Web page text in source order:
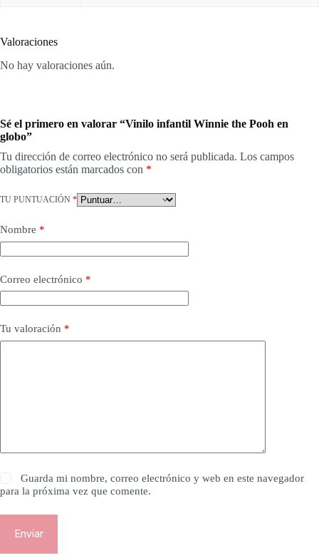
Valoraciones
No hay valoraciones aún.
Sé el primero en valorar “Vinilo infantil Winnie the Pooh en
globo”
Tu dirección de correo electrónico no será publicada. Los campos
obligatorios están marcados con *
TU PUNTUACIÓN *
Nombre *
Correo electrónico *
Tu valoración *
Guarda mi nombre, correo electrónico y web en este navegador
para la próxima vez que comente.
Enviar